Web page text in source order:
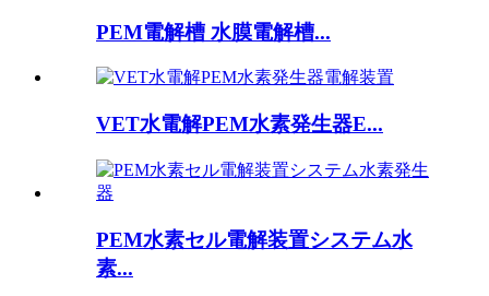
PEM電解槽 水膜電解槽...
VET水電解PEM水素発生器E...
PEM水素セル電解装置システム水
素...